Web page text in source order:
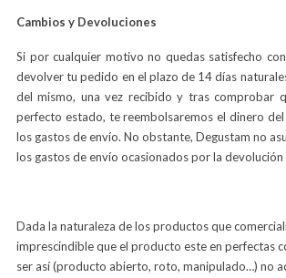
Cambios y Devoluciones
Si por cualquier motivo no quedas satisfecho
devolver tu pedido en el plazo de 14 días
del mismo, una vez recibido y tras comprobar
perfecto estado, te reembolsaremos el dinero
los gastos de envío. No obstante, Degustam no
los gastos de envío ocasionados por la devolución
Dada la naturaleza de los productos que
imprescindible que el producto este en perfectas
ser así (producto abierto, roto, manipulado…) no